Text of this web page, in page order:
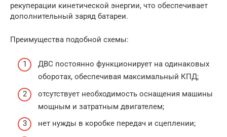
рекуперации кинетической энергии, что обеспечивает
дополнительный заряд батареи.
Преимущества подобной схемы:
ДВС постоянно функционирует на одинаковых
оборотах, обеспечивая максимальный КПД;
отсутствует необходимость оснащения машины
мощным и затратным двигателем;
нет нужды в коробке передач и сцеплении;